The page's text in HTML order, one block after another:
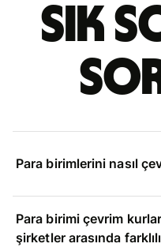
Sık
Para birimlerini nasıl
Para birimi çevrim
şirketler arasında